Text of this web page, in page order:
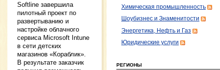
Softline завершила
пилотный проект по
развертыванию и
настройке облачного
сервиса Microsoft Intune
в сети детских
магазинов «Кораблик».
В результате заказчик
Химическая промышленность
Шоубизнес и Знаменитости
Энергетика, Нефть и Газ
Юридические услуги
РЕГИОНЫ